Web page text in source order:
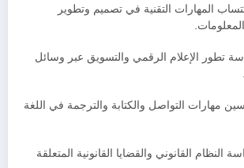
المهارات التقنية في تصميم وتطوير
تطور الإعلام الرقمي والتسويق عبر وسائل
مهارات التواصل والكتابة والترجمة في اللغة
النظام القانوني والقضايا القانونية المتعلقة